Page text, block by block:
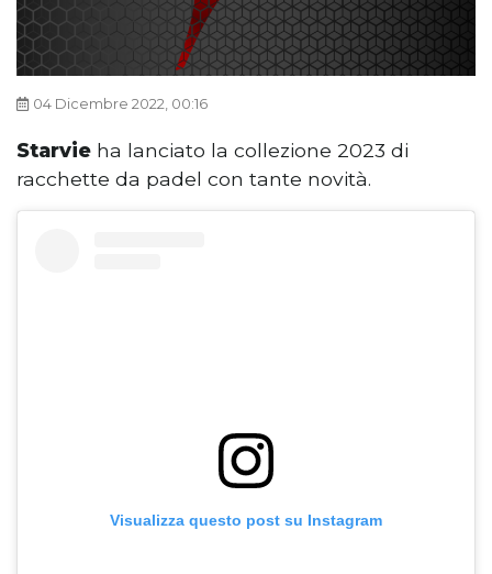
04 Dicembre 2022, 00:16
Starvie ha lanciato la collezione 2023 di
racchette da padel con tante novità.
Visualizza questo post su Instagram